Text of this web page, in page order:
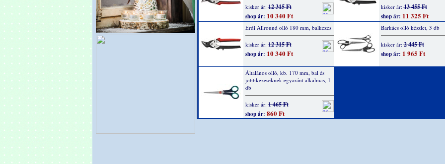
kisker ár:12 315 Ft
shop ár: 10 340 Ft
kisker ár:13 455 Ft
shop ár: 11 325 Ft
Erdi Allround olló 180 mm, balkezes
kisker ár:12 315 Ft
shop ár: 10 340 Ft
Barkács olló készlet, 3 db
kisker ár:2 445 Ft
shop ár: 1 965 Ft
Általános olló, kb. 170 mm, bal és
jobbkezeseknek egyaránt alkalmas, 1
db
kisker ár:1 465 Ft
shop ár: 860 Ft